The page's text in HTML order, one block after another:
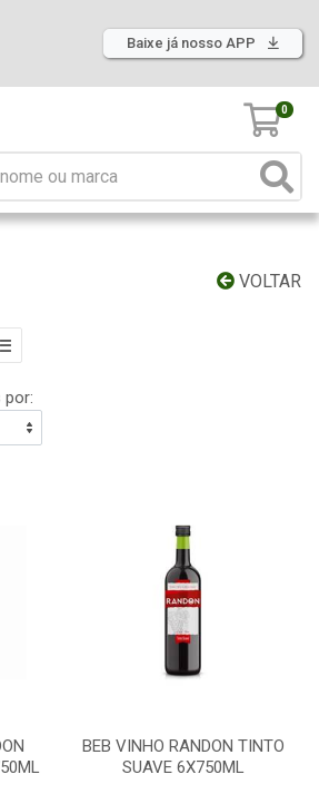
Baixe já nosso APP
0
VOLTAR
por:
BEB VINHO RANDON TINTO
SUAVE 6X750ML